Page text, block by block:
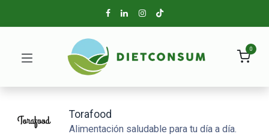
0
Torafood
Alimentación saludable para tu día a día.